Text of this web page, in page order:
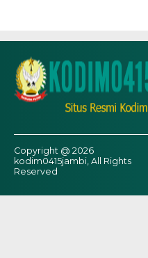
Copyright @ 2026
kodim0415jambi, All Rights
Reserved